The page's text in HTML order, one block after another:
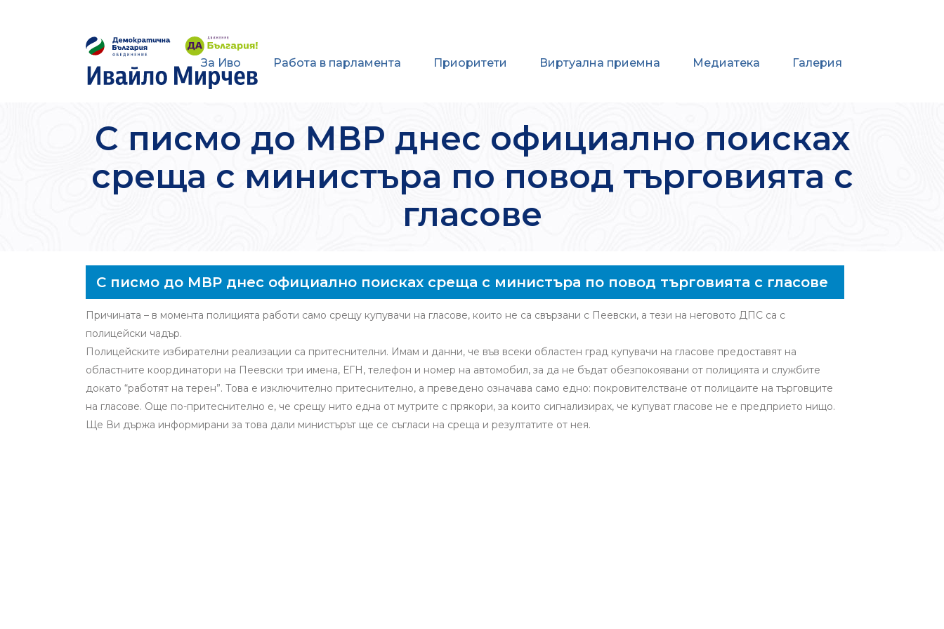
За Иво Работа в парламента Приоритети Виртуална приемна Медиатека Галерия
С писмо до МВР днес официално поисках
среща с министъра по повод търговията с
гласове
С писмо до МВР днес официално поисках среща с министъра по повод търговията с гласове
Причината – в момента полицията работи само срещу купувачи на гласове, които не са свързани с Пеевски, а тези на неговото ДПС са с
полицейски чадър.
Полицейските избирателни реализации са притеснителни. Имам и данни, че във всеки областен град купувачи на гласове предоставят на
областните координатори на Пеевски три имена, ЕГН, телефон и номер на автомобил, за да не бъдат обезпокоявани от полицията и службите
докато “работят на терен”. Това е изключително притеснително, а преведено означава само едно: покровителстване от полицаите на търговците
на гласове. Още по-притеснително е, че срещу нито една от мутрите с прякори, за които сигнализирах, че купуват гласове не е предприето нищо.
Ще Ви държа информирани за това дали министърът ще се съгласи на среща и резултатите от нея.